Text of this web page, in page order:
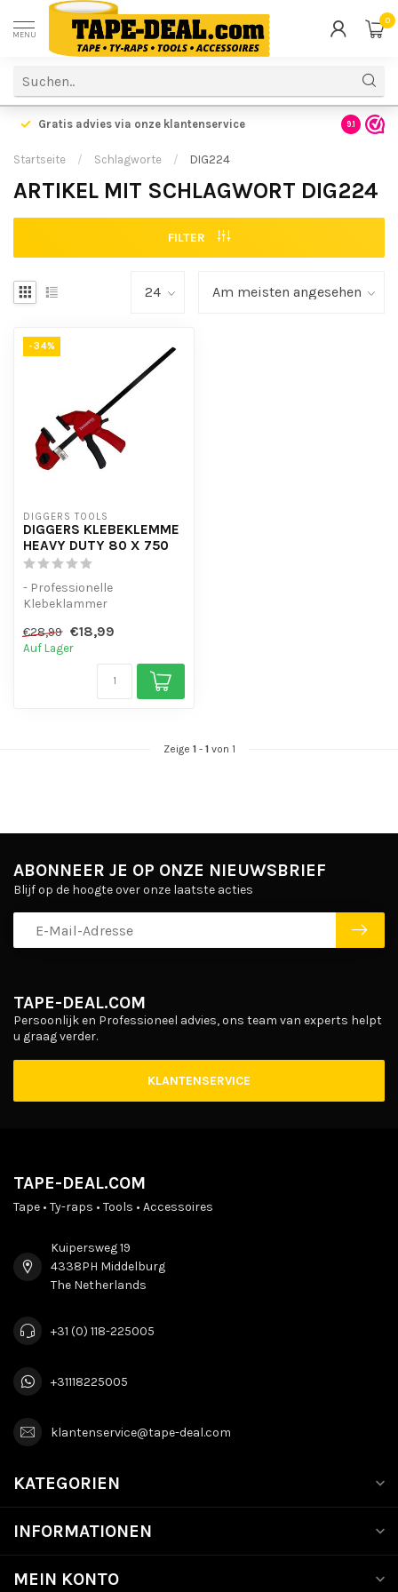
MENU
0
Gratis advies via onze klantenservice 9.1
Startseite / Schlagworte / DIG224
ARTIKEL MIT SCHLAGWORT DIG224
FILTER
-34%
DIGGERS TOOLS
DIGGERS KLEBEKLEMME
HEAVY DUTY 80 X 750
- Professionelle
Klebeklammer
werden
- Universelle Fe...
€28,99 €18,99
Auf Lager
Zeige 1- 1von 1
TAPE-DEAL.COM
Persoonlijk en Professioneel advies, ons team van experts helpt
u graag verder.
KLANTENSERVICE
ABONNEER JE OP ONZE NIEUWSBRIEF
Blijf op de hoogte over onze laatste acties
TAPE-DEAL.COM
Tape • Ty-raps • Tools • Accessoires
Kuipersweg 19
4338PH Middelburg
The Netherlands
+31 (0) 118-225005
+31118225005
klantenservice@tape-deal.com
KATEGORIEN
INFORMATIONEN
MEIN KONTO